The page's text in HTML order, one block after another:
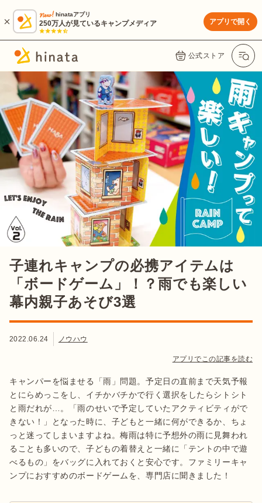
hinataアプリ
250万人が見ているキャンプメディア アプリで開く
公式ストア
子連れキャンプの必携アイテムは
「ボードゲーム」！？雨でも楽しい
幕内親子あそび3選
2022.06.24 ノウハウ
アプリでこの記事を読む
キャンパーを悩ませる「雨」問題。予定日の直前まで天気予報
とにらめっこをし、イチかバチかで行く選択をしたらシトシト
と雨だれが…。「雨のせいで予定していたアクティビティがで
きない！」となった時に、子どもと一緒に何ができるか、ちょ
っと迷ってしまいますよね。梅雨は特に予想外の雨に見舞われ
ることも多いので、子どもの着替えと一緒に「テントの中で遊
べるもの」をバッグに入れておくと安心です。ファミリーキャ
ンプにおすすめのボードゲームを、専門店に聞きました！